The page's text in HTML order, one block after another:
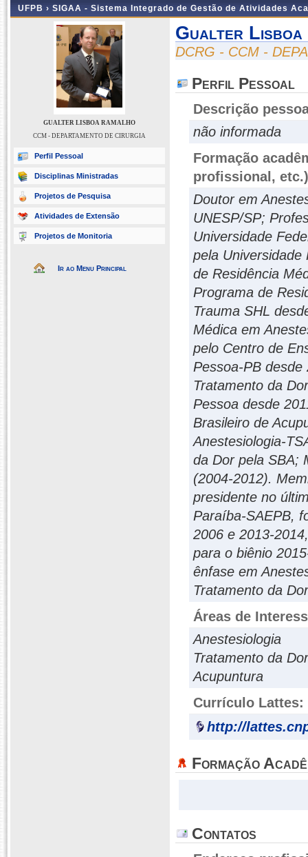
UFPB › SIGAA - Sistema Integrado de Gestão de Atividades
GUALTER LISBOA RAMALHO
CCM - DEPARTAMENTO DE CIRURGIA
Perfil Pessoal
Disciplinas Ministradas
Projetos de Pesquisa
Atividades de Extensão
Projetos de Monitoria
Ir ao Menu Principal
Gualter Lisboa
DCRG - CCM -
Perfil Pessoal
Descrição
não informada
Formação
profissional, etc.)
Doutor em
UNESP/SP;
Universidade
pela
de Residência
Programa de
Trauma SHL
Médica em
pelo Centro de
Pessoa-PB
Tratamento da
Pessoa desde
Brasileiro de
Anestesiologia-
da Dor pela SBA;
(2004-2012).
presidente no
Paraíba-SAEPB,
2006 e 2013-
para o biênio
ênfase em
Tratamento da
Áreas de
Anestesiologia
Tratamento da Dor
Acupuntura
Currículo Lattes:
http://
Formação
Contatos